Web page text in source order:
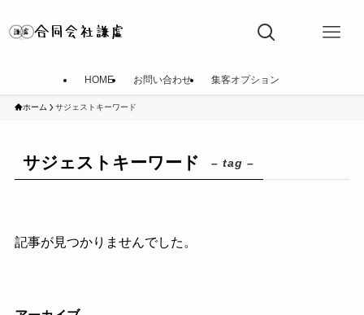
HOME お問い合わせ 集客オプション
ホーム サジェストキーワード
サジェストキーワード – tag –
記事が見つかりませんでした。